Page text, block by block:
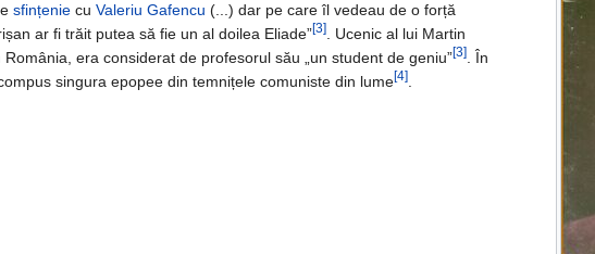
sfințenie cu Valeriu Gafencu (...) dar pe care îl vedeau de o forță
ar fi trăit putea să fie un al doilea Eliade”[3]. Ucenic al lui Martin
era considerat de profesorul său „un student de geniu”[3]. În
singura epopee din temnițele comuniste din lume[4].